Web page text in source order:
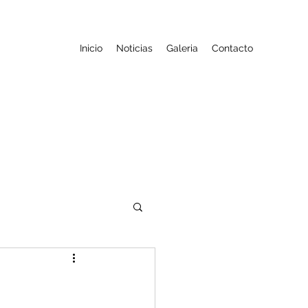
Inicio Noticias Galeria Contacto